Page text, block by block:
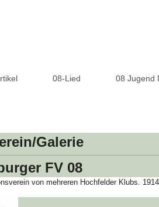
08-Lied 08 Jugend
Galerie
FV 08
von mehreren Hochfelder Klubs.